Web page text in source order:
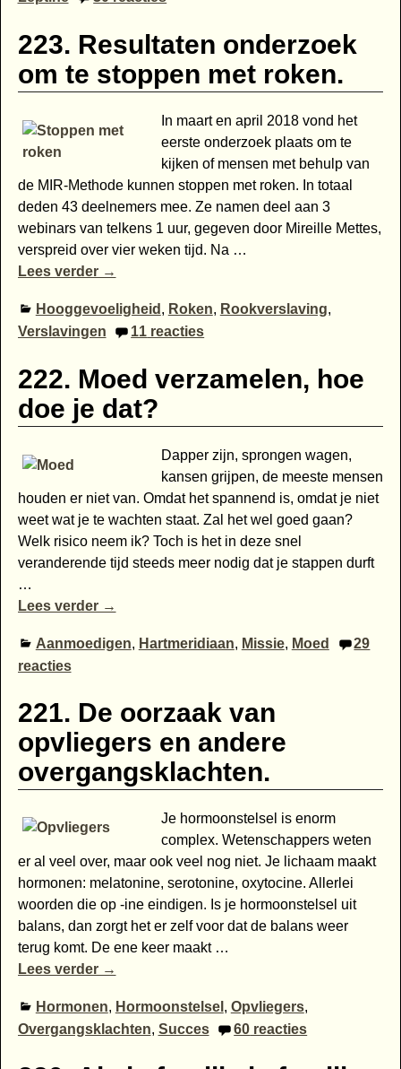
223. Resultaten onderzoek
om te stoppen met roken.
In maart en april 2018 vond het
eerste onderzoek plaats om te
kijken of mensen met behulp van
de MIR-Methode kunnen stoppen met roken. In totaal
deden 43 deelnemers mee. Ze namen deel aan 3
webinars van telkens 1 uur, gegeven door Mireille Mettes,
verspreid over vier weken tijd. Na …
Lees verder →
Hooggevoeligheid , Roken, Rookverslaving,
Verslavingen
11 reacties
222. Moed verzamelen, hoe
doe je dat?
Dapper zijn, sprongen wagen,
kansen grijpen, de meeste mensen
houden er niet van. Omdat het spannend is, omdat je niet
weet wat je te wachten staat. Zal het wel goed gaan?
Welk risico neem ik? Toch is het in deze snel
veranderende tijd steeds meer nodig dat je stappen durft
…
Lees verder →
Aanmoedigen, Hartmeridiaan, Missie, Moed
29
reacties
221. De oorzaak van
opvliegers en andere
overgangsklachten.
Je hormoonstelsel is enorm
complex. Wetenschappers weten
er al veel over, maar ook veel nog niet. Je lichaam maakt
hormonen: melatonine, serotonine, oxytocine. Allerlei
woorden die op -ine eindigen. Is je hormoonstelsel uit
balans, dan zorgt het er zelf voor dat de balans weer
terug komt. De ene keer maakt …
Lees verder →
Hormonen, Hormoonstelsel , Opvliegers,
Overgangsklachten, Succes 60 reacties